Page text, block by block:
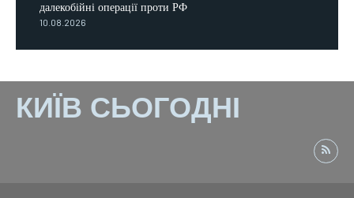
далекобійні операції проти РФ
10.08.2026
КИЇВ СЬОГОДНІ